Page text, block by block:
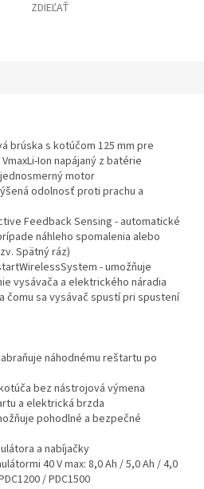
ZDIEĽAŤ
brúska s kotúčom 125 mm pre
Ion napájaný z batérie
motor
odolnosť proti prachu a
Feedback Sensing - automatické
náhleho spomalenia alebo
Spätný ráz)
- umožňuje
vysávača a elektrického náradia
čomu sa vysávač spustí pri spustení
náhodnému reštartu po
bez nástrojová výmena
a elektrická brzda
pohodlné a bezpečné
a nabíjačky
40 V max: 8,0 Ah / 5,0 Ah / 4,0
/ PDC1500